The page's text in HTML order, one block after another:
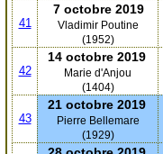
41
7 octobre 2019
Vladimir Poutine
(1952)
42
14 octobre 2019
Marie d'Anjou
(1404)
43
21 octobre 2019
Pierre Bellemare
(1929)